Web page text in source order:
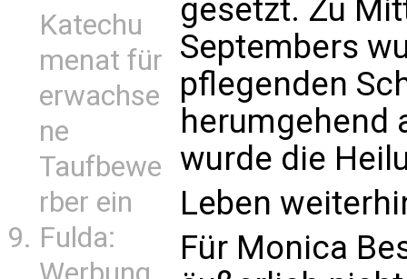
Katechu
menat für
erwachse
ne
Taufbewe
rber ein
Fulda:
gesetzt. Zu
Septembers
pflegenden
herumgehend
wurde die
Leben
Für Monica